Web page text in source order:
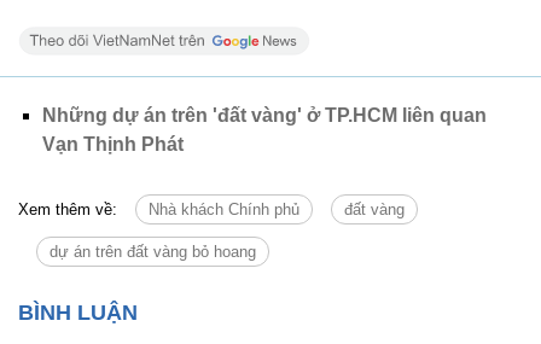
Những dự án trên 'đất vàng' ở TP.HCM liên quan
Vạn Thịnh Phát
Xem thêm về: Nhà khách Chính phủ đất vàng
dự án trên đất vàng bỏ hoang